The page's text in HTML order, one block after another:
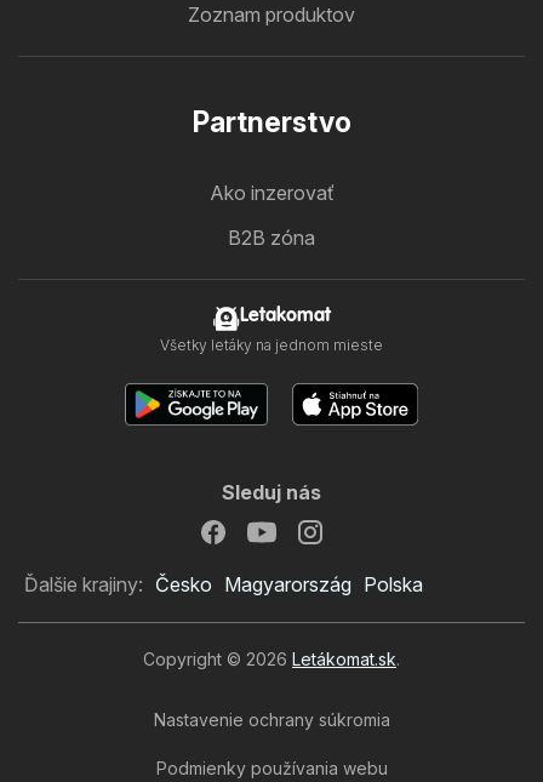
Zoznam produktov
Partnerstvo
Ako inzerovať
B2B zóna
Letakomat
Všetky letáky na jednom mieste
Sleduj nás
Ďalšie krajiny: Česko Magyarország Polska
Copyright © 2026 Letákomat.sk.
Nastavenie ochrany súkromia
Podmienky používania webu